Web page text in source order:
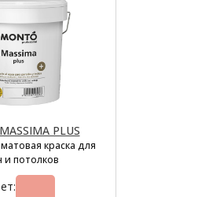
PLUS
краска для
и потолков